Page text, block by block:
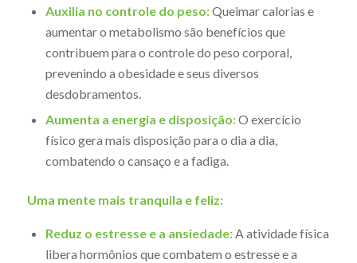
Auxilia no controle do peso:Queimar calorias e
aumentar o metabolismo são benefícios que
contribuem para o controle do peso corporal,
prevenindo a obesidade e seus diversos
desdobramentos.
Aumenta a energia e disposição:O exercício
físico gera mais disposição para o dia a dia,
combatendo o cansaço e a fadiga.
Uma mente mais tranquila e feliz:
Reduz o estresse e a ansiedade:A atividade física
libera hormônios que combatem o estresse e a